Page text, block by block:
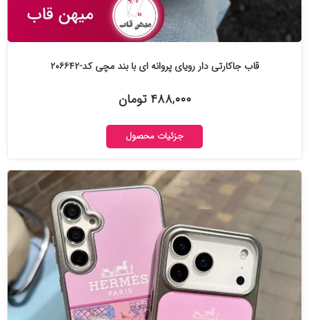
قاب جاکارتی دار رویای پروانه ای با بند مچی کد-۲۰۶۶۴۲
۴۸۸,۰۰۰ تومان
جزئیات محصول